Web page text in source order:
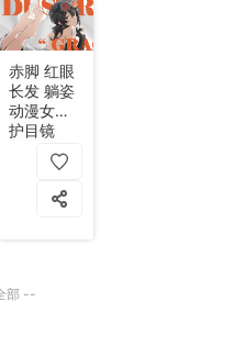
赤脚 红眼
长发 躺姿
动漫女孩
护目镜
Zone Zero
部 --